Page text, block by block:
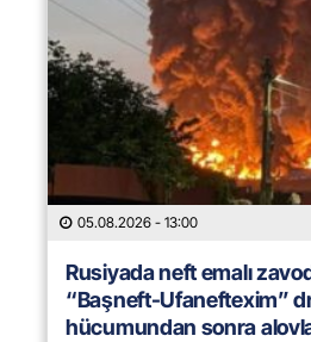
05.08.2026 - 13:00
Rusiyada neft emalı
“Başneft-Ufaneftexim”
hücumundan sonra